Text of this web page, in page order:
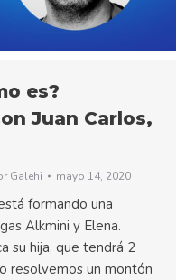
es?
Juan Carlos,
Galehi mayo 14, 2020
formando una
Alkmini y Elena.
su hija, que tendrá 2
resolvemos un montón